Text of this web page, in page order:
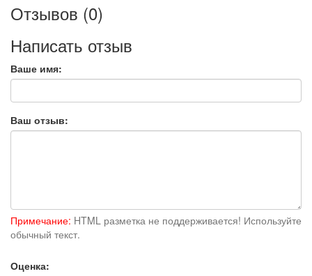
Отзывов (0)
Написать отзыв
Ваше имя:
Ваш отзыв:
Примечание: HTML разметка не поддерживается! Используйте
обычный текст.
Оценка: